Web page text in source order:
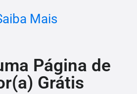
Mais
Página de
Grátis